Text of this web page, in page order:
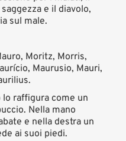
e il diavolo,
sul male.
Moritz, Morris,
Maurusio, Mauri,
lo raffigura come un
Nella mano
e nella destra un
ai suoi piedi.